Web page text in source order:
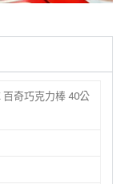
百奇巧克力棒 40公